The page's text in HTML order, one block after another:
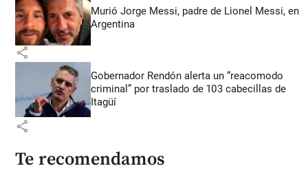
Murió Jorge Messi, padre de Lionel Messi, en
Argentina
share
Gobernador Rendón alerta un “reacomodo
criminal” por traslado de 103 cabecillas de
Itagüí
share
Te recomendamos